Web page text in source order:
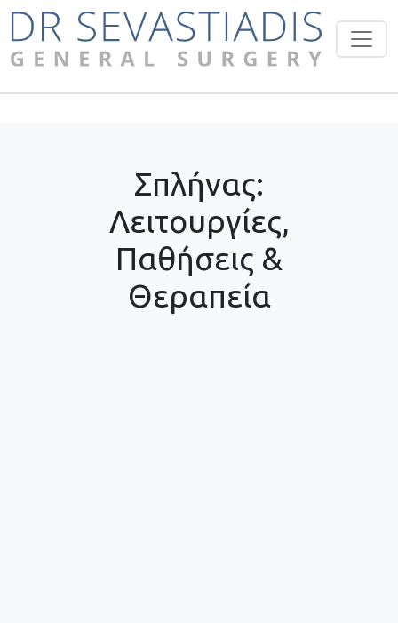
Σπλήνας:
Λειτουργίες,
Παθήσεις &
Θεραπεία